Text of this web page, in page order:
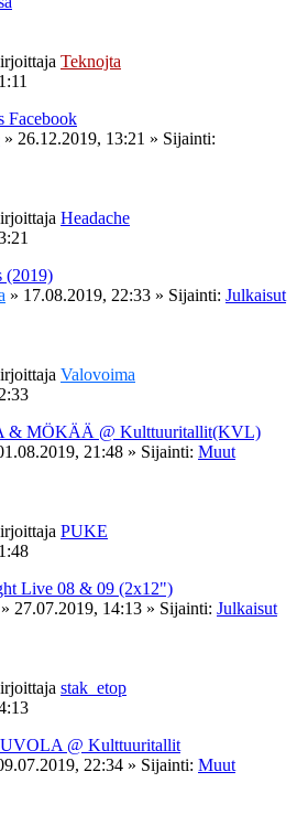
Teknojta
Facebook
» 26.12.2019, 13:21 » Sijainti:
Headache
(2019)
» 17.08.2019, 22:33 » Sijainti: Julkaisut
Valovoima
& MÖKÄÄ @ Kulttuuritallit(KVL)
21:48 » Sijainti: Muut
PUKE
Live 08 & 09 (2x12")
» 27.07.2019, 14:13 » Sijainti: Julkaisut
stak_etop
@ Kulttuuritallit
22:34 » Sijainti: Muut